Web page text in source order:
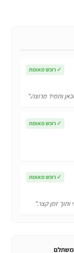
✓ רוכש מאומת
ותמיד מרוצה."
✓ רוכש מאומת
✓ רוכש מאומת
ותוך זמן קצר."